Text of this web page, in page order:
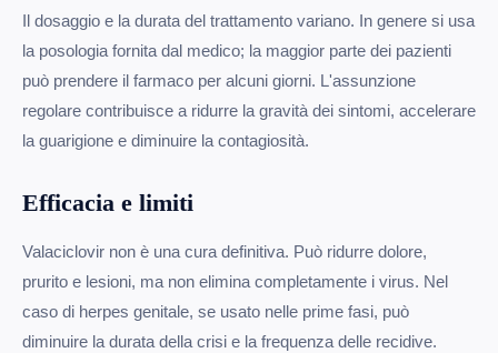
Il dosaggio e la durata del trattamento variano. In genere si usa
la posologia fornita dal medico; la maggior parte dei pazienti
può prendere il farmaco per alcuni giorni. L'assunzione
regolare contribuisce a ridurre la gravità dei sintomi, accelerare
la guarigione e diminuire la contagiosità.
Efficacia e limiti
Valaciclovir non è una cura definitiva. Può ridurre dolore,
prurito e lesioni, ma non elimina completamente i virus. Nel
caso di herpes genitale, se usato nelle prime fasi, può
diminuire la durata della crisi e la frequenza delle recidive.